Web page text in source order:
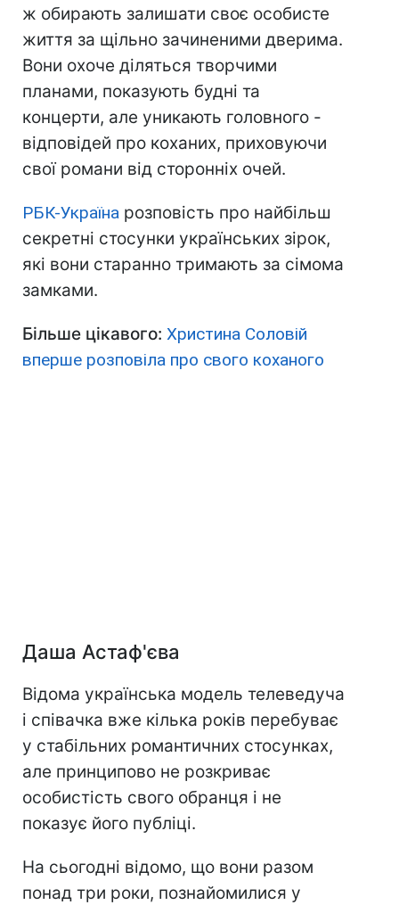
ж обирають залишати своє особисте
життя за щільно зачиненими дверима.
Вони охоче діляться творчими
планами, показують будні та
концерти, але уникають головного -
відповідей про коханих, приховуючи
свої романи від сторонніх очей.
РБК-Україна розповість про найбільш
секретні стосунки українських зірок,
які вони старанно тримають за сімома
замками.
Більше цікавого: Христина Соловій
вперше розповіла про свого коханого
Даша Астаф'єва
Відома українська модель телеведуча
і співачка вже кілька років перебуває
у стабільних романтичних стосунках,
але принципово не розкриває
особистість свого обранця і не
показує його публіці.
На сьогодні відомо, що вони разом
понад три роки, познайомилися у